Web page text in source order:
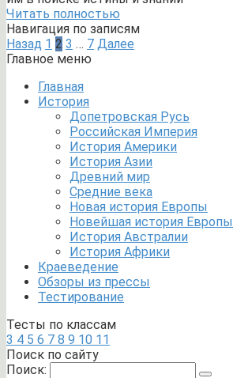
Читать полностью
Навигация по записям
Назад 1 2 3 … 7 Далее
Главное меню
Главная
История
Допетровская Русь
Российская Империя
История Америки
История Азии
Древний мир
Средние века
Новая история Европы
Новейшая история Европы
История Австралии
История Африки
Краеведение
Обзоры из прессы
Тестирование
Тесты по классам
3 4 5 6 7 8 9 10 11
Поиск по сайту
Поиск: